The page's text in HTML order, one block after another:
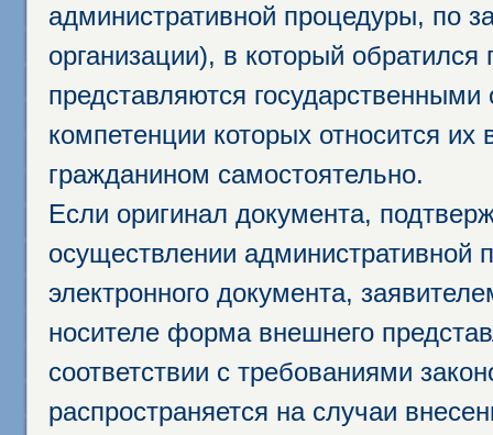
административной процедуры, по
организации), в который
представляются
компетенции которых относится
гражданином самостоятельно.
Если оригинал документа,
осуществлении административной
электронного документа,
носителе форма внешнего
соответствии с требованиями
распространяется на случаи